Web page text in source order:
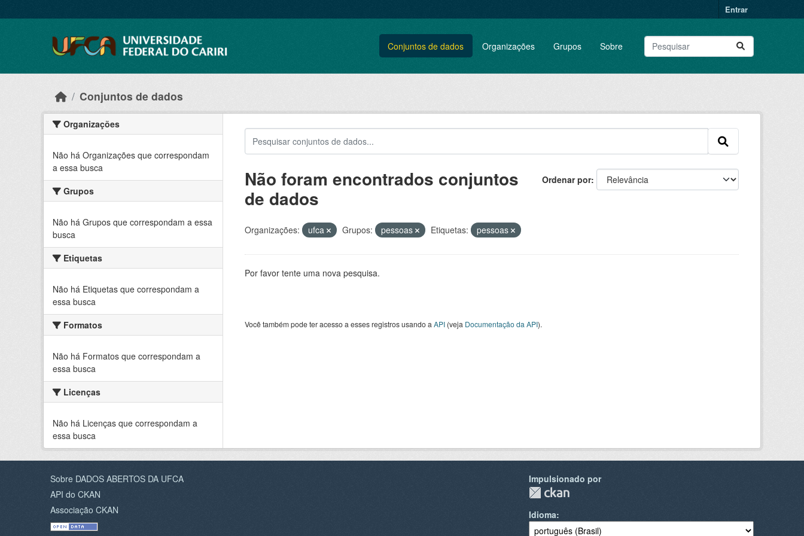
Entrar
Conjuntos de dados Organizações Grupos Sobre
Conjuntos de dados
Organizações
Não há Organizações que correspondam
a essa busca
Grupos
Não há Grupos que correspondam a essa
busca
Etiquetas
Não há Etiquetas que correspondam a
essa busca
Formatos
Não há Formatos que correspondam a
essa busca
Licenças
Não há Licenças que correspondam a
essa busca
Ordenar por
Não foram encontrados conjuntos
de dados
Organizações: ufca Grupos: pessoas Etiquetas: pessoas
Por favor tente uma nova pesquisa.
Você também pode ter acesso a esses registros usando a API(veja Documentação da API).
Sobre DADOS ABERTOS DA UFCA
API do CKAN
Associação CKAN
Impulsionado por
Idioma